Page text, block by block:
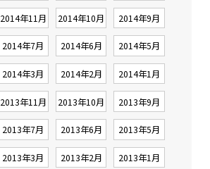
2014年11月 2014年10月 2014年9月
2014年7月 2014年6月 2014年5月
2014年3月 2014年2月 2014年1月
2013年11月 2013年10月 2013年9月
2013年7月 2013年6月 2013年5月
2013年3月 2013年2月 2013年1月